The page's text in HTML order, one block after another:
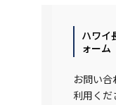
ハワイ
ォーム
お問い
利用くだ